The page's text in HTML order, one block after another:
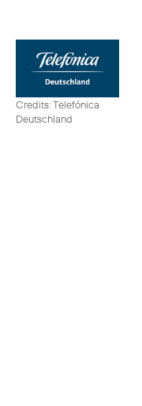
Credits: Telefónica
Deutschland